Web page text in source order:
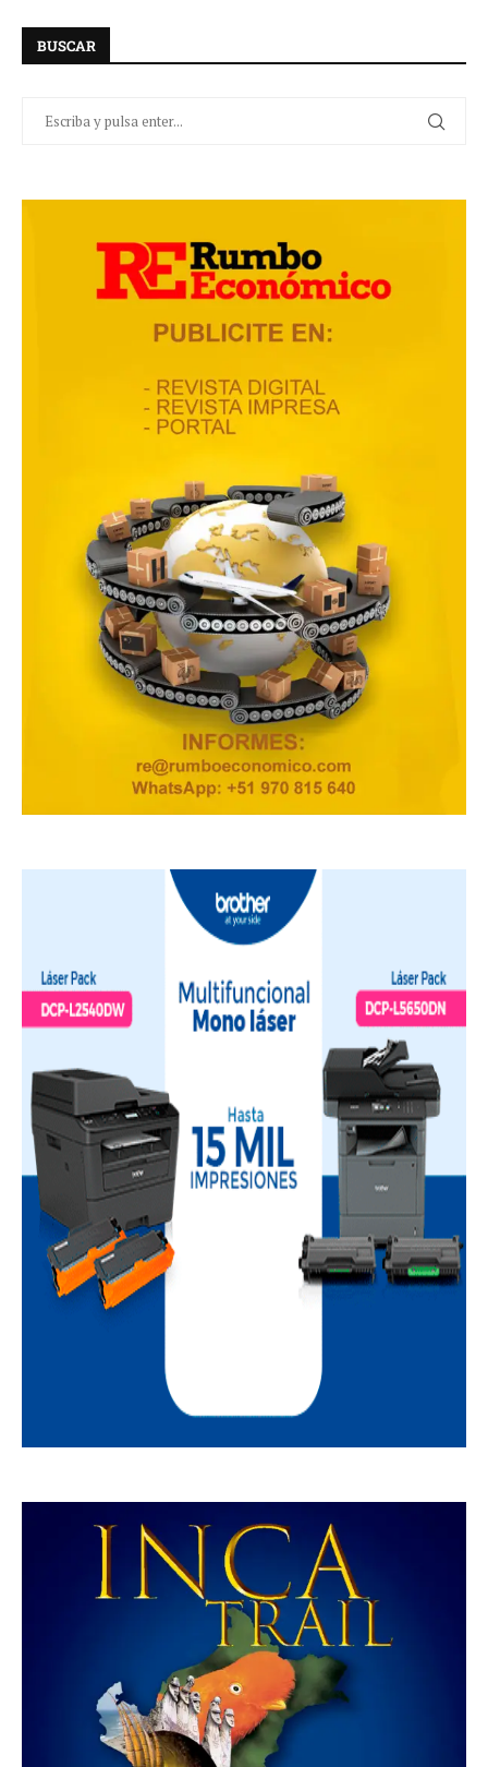
BUSCAR